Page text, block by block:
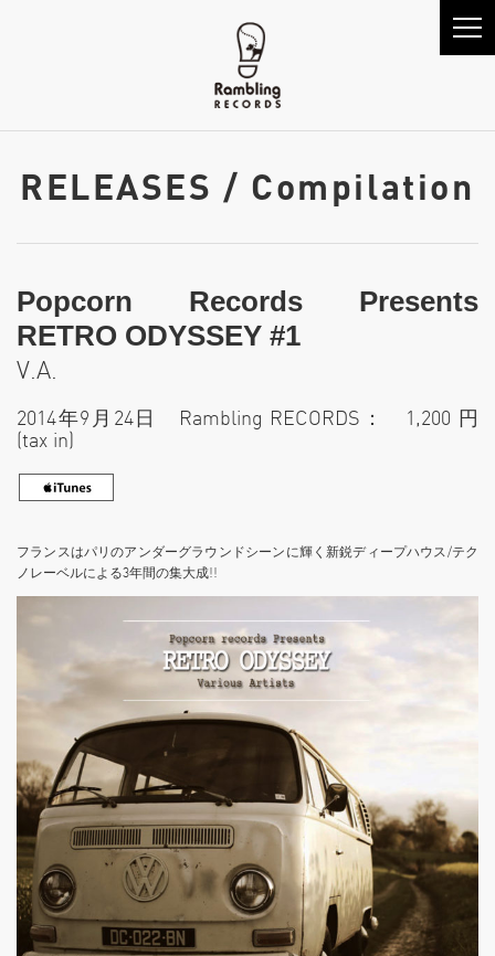
RELEASES / Compilation
Popcorn Records Presents
RETRO ODYSSEY #1
V.A.
2014年9月24日 Rambling RECORDS： 1,200 円
(tax in)
フランスはパリのアンダーグラウンドシーンに輝く新鋭ディープハウス/テク
ノレーベルによる3年間の集大成!!